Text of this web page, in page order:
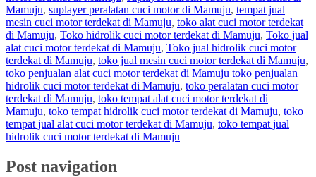
Mamuju, suplayer peralatan cuci motor di Mamuju, tempat jual
mesin cuci motor terdekat di Mamuju, toko alat cuci motor terdekat
di Mamuju, Toko hidrolik cuci motor terdekat di Mamuju, Toko jual
alat cuci motor terdekat di Mamuju, Toko jual hidrolik cuci motor
terdekat di Mamuju, toko jual mesin cuci motor terdekat di Mamuju,
toko penjualan alat cuci motor terdekat di Mamuju toko penjualan
hidrolik cuci motor terdekat di Mamuju, toko peralatan cuci motor
terdekat di Mamuju, toko tempat alat cuci motor terdekat di
Mamuju, toko tempat hidrolik cuci motor terdekat di Mamuju, toko
tempat jual alat cuci motor terdekat di Mamuju, toko tempat jual
hidrolik cuci motor terdekat di Mamuju
Post navigation